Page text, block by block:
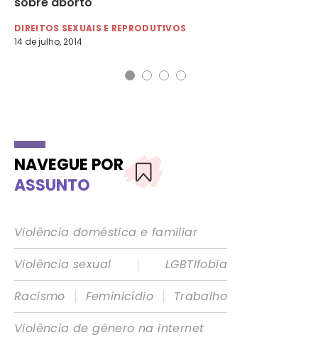
DIREITOS SEXUAIS E REPRODUTIVOS
14 de julho, 2014
NAVEGUE POR
ASSUNTO
Violência doméstica e familiar
Violência sexual
|
LGBTIfobia
Racismo
| Feminicídio |
Trabalho
Violência de gênero na internet